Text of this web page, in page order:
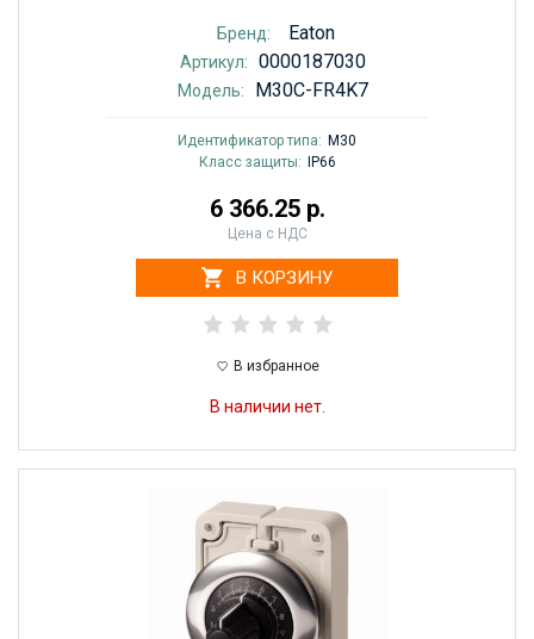
Бренд: Eaton
Артикул: 0000187030
Модель: M30C-FR4K7
Идентификатор типа: M30
Класс защиты:
IP66
6 366.25 р.
Цена с НДС
В КОРЗИНУ
В избранное
В наличии нет.